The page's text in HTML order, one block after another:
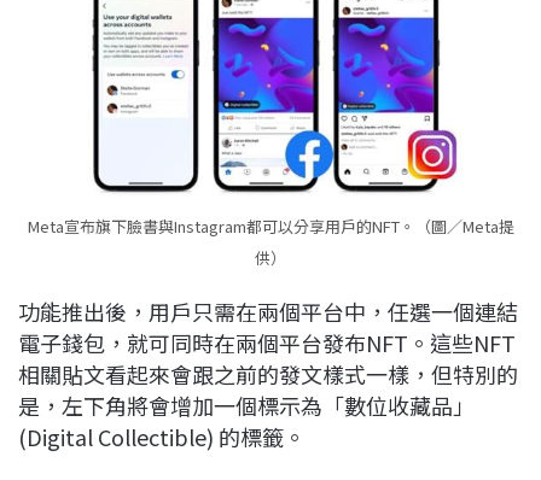
Meta宣布旗下臉書與Instagram都可以分享用戶的NFT。（圖／Meta提
供）
功能推出後，用戶只需在兩個平台中，任選一個連結
電子錢包，就可同時在兩個平台發布NFT。這些NFT
相關貼文看起來會跟之前的發文樣式一樣，但特別的
是，左下角將會增加一個標示為「數位收藏品」
(Digital Collectible) 的標籤。